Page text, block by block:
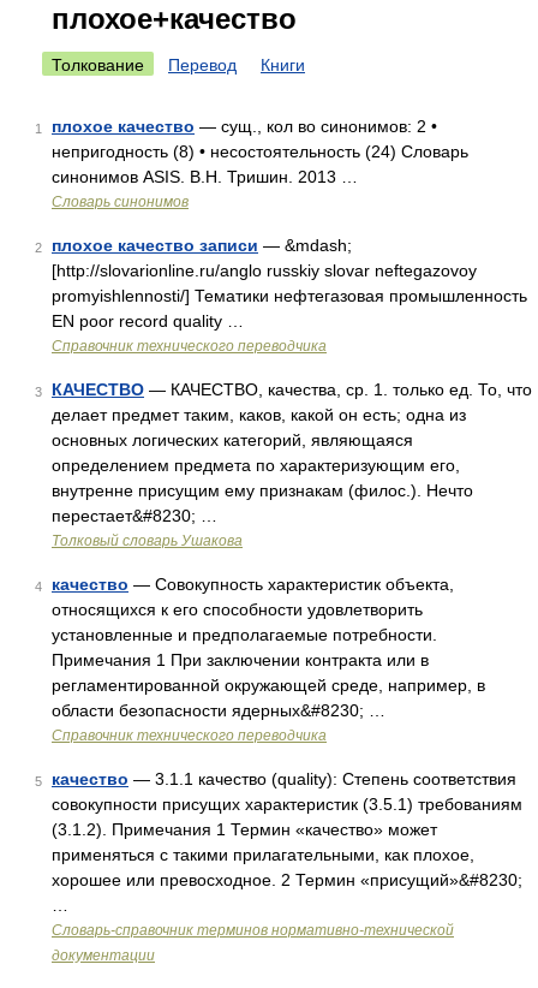
плохое+качество
Толкование Перевод Книги
1 плохое качество — сущ., кол во синонимов: 2 •
непригодность (8) • несостоятельность (24) Словарь
синонимов ASIS. В.Н. Тришин. 2013 …
Словарь синонимов
2 плохое качество записи — &mdash;
[http://slovarionline.ru/anglo russkiy slovar neftegazovoy
promyishlennosti/] Тематики нефтегазовая промышленность
EN poor record quality …
Справочник технического переводчика
3 КАЧЕСТВО — КАЧЕСТВО, качества, ср. 1. только ед. То, что
делает предмет таким, каков, какой он есть; одна из
основных логических категорий, являющаяся
определением предмета по характеризующим его,
внутренне присущим ему признакам (филос.). Нечто
перестает&#8230; …
Толковый словарь Ушакова
4 качество — Совокупность характеристик объекта,
относящихся к его способности удовлетворить
установленные и предполагаемые потребности.
Примечания 1 При заключении контракта или в
регламентированной окружающей среде, например, в
области безопасности ядерных&#8230; …
Справочник технического переводчика
5 качество — 3.1.1 качество (quality): Степень соответствия
совокупности присущих характеристик (3.5.1) требованиям
(3.1.2). Примечания 1 Термин «качество» может
применяться с такими прилагательными, как плохое,
хорошее или превосходное. 2 Термин «присущий»&#8230;
Словарь-справочник терминов нормативно-технической
документации